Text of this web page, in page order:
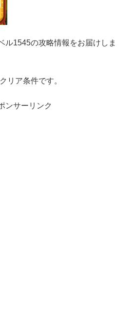
ル1545の攻略情報をお届けしま
リア条件です。
ンサーリンク